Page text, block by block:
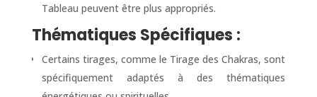
Tableau peuvent être plus appropriés.
Thématiques Spécifiques :
Certains tirages, comme le Tirage des Chakras, sont
spécifiquement adaptés à des thématiques